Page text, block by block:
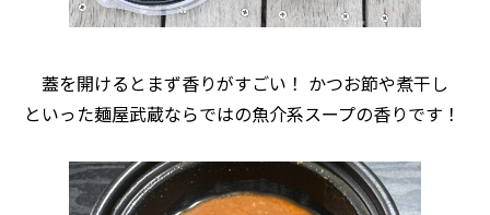
蓋を開けるとまず香りがすごい！ かつお節や煮干し
といった麺屋武蔵ならではの魚介系スープの香りです！